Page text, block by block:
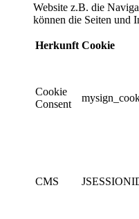
Website z.B. die
können die Seiten und
Herkunft Cookie
Cookie
Consent
CMS